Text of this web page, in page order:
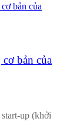
bản của
up (khởi